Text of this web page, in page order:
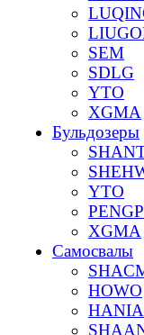
SEM
SDLG
YTO
XGMA
Бульдозеры
YTO
XGMA
Самосвалы
HOWO
HANIA